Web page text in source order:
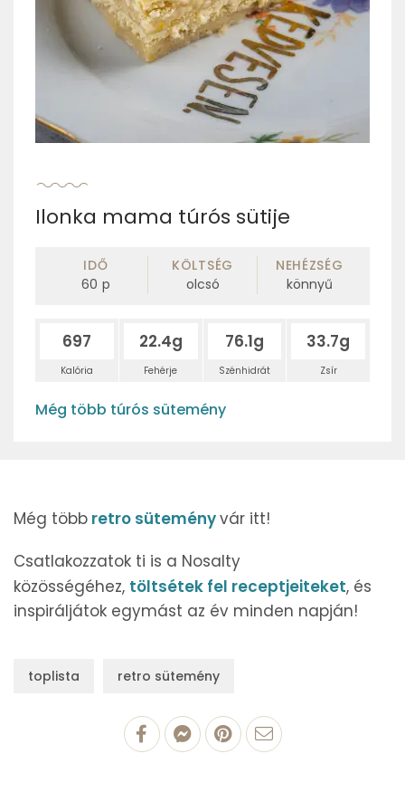
Ilonka mama túrós sütije
IDŐ
60 p
KÖLTSÉG
olcsó
NEHÉZSÉG
könnyű
697
Kalória
22.4g
Fehérje
76.1g
Szénhidrát
33.7g
Zsír
Még több túrós sütemény
Még több retro süteményvár itt!
Csatlakozzatok ti is a Nosalty
közösségéhez, töltsétek fel receptjeiteket, és
inspiráljátok egymást az év minden napján!
toplista retro sütemény